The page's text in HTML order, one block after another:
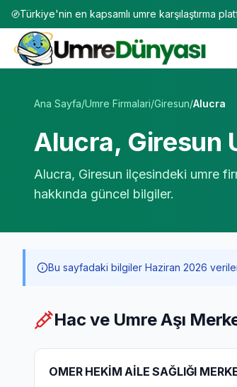
Türkiye'nin en kapsamlı umre karşılaştırma
Ana Sayfa/Umre Firmalari/Giresun/Alucra
Alucra, Giresun
Alucra, Giresun ilçesindeki umre
hakkında güncel bilgiler.
Bu sayfadaki bilgiler Haziran 2026
Hac ve Umre Aşı
OMER HEKİM AİLE SAĞLIĞI